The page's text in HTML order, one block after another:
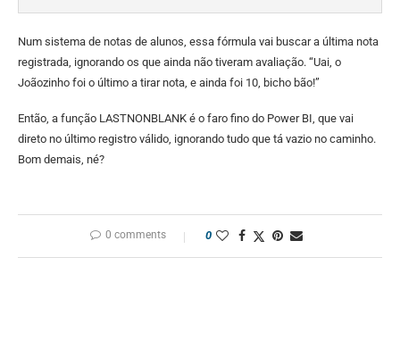
Num sistema de notas de alunos, essa fórmula vai buscar a última nota
registrada, ignorando os que ainda não tiveram avaliação. “Uai, o
Joãozinho foi o último a tirar nota, e ainda foi 10, bicho bão!”
Então, a função LASTNONBLANK é o faro fino do Power BI, que vai
direto no último registro válido, ignorando tudo que tá vazio no caminho.
Bom demais, né?
0 comments 0